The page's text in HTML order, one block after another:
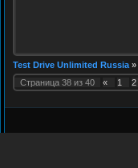
Test Drive Unlimited Russia »
Страница 38 из 40 « 1 2